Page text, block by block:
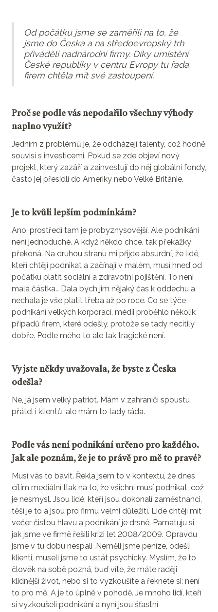
Od počátku jsme se zaměřili na to, že
jsme do Česka a na středoevropský trh
přiváděli nadnárodní firmy. Díky umístění
České republiky v centru Evropy tu řada
firem chtěla mít své zastoupení.
Proč se podle vás nepodařilo všechny výhody
naplno využít?
Jedním z problémů je, že odcházejí talenty, což hodně
souvisí s investicemi. Pokud se zde objeví nový
projekt, který zazáří a zainvestují do něj globální fondy,
často jej přesídlí do Ameriky nebo Velké Británie.
Je to kvůli lepším podmínkám?
Ano, prostředí tam je probyznysovější. Ale podnikání
není jednoduché. A když někdo chce, tak překážky
překoná. Na druhou stranu mi přijde absurdní, že lidé,
kteří chtějí podnikat a začínají v malém, musí hned od
počátku platit sociální a zdravotní pojištění. To není
malá částka… Dala bych jim nějaký čas k oddechu a
nechala je vše platit třeba až po roce. Co se týče
podnikání velkých korporací, médii proběhlo několik
případů firem, které odešly, protože se tady necítily
dobře. Podle mého to ale tak tragické není.
Vy jste někdy uvažovala, že byste z Česka
odešla?
Ne, já jsem velký patriot. Mám v zahraničí spoustu
přátel i klientů, ale mám to tady ráda.
Podle vás není podnikání určeno pro každého.
Jak ale poznám, že je to právě pro mě to pravé?
Musí vás to bavit. Řekla jsem to v kontextu, že dnes
cítím mediální tlak na to, že všichni musí podnikat, což
je nesmysl. Jsou lidé, kteří jsou dokonalí zaměstnanci,
těší je to a jsou pro firmu velmi důležití. Lidé chtějí mít
večer čistou hlavu a podnikání je drsné. Pamatuju si,
jak jsme ve firmě řešili krizi let 2008/2009. Opravdu
jsme v tu dobu nespali .Neměli jsme peníze, odešli
klienti, museli jsme to ustát psychicky. Myslím, že to
člověk na sobě pozná, buď víte, že máte raději
klidnější život, nebo si to vyzkoušíte a řeknete si: není
to pro mě. A je to úplně v pohodě. Je mnoho lidí, kteří
si vyzkoušeli podnikání a nyní jsou šťastní